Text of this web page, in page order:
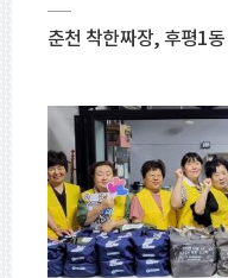
춘천 착한짜장, 후평1